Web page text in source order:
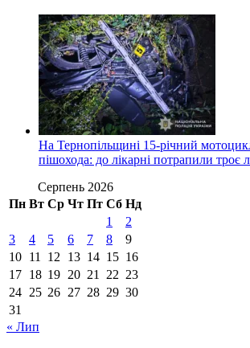
На Тернопільщині 15-річний
пішохода: до лікарні потрапили троє
Серпень 2026
Пн Вт Ср Чт Пт Сб Нд
1
2
3
4 5 6 7 8
9
10 11 12 13 14 15 16
17 18 19 20 21 22 23
24 25 26 27 28 29 30
31
« Лип